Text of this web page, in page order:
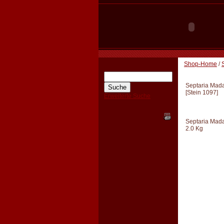
Erweiterte Suche
Shop-Home /
Septaria
[Stein 1097]
Septaria
2.0 Kg